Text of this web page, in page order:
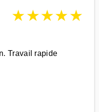
★★★★★
Travail rapide